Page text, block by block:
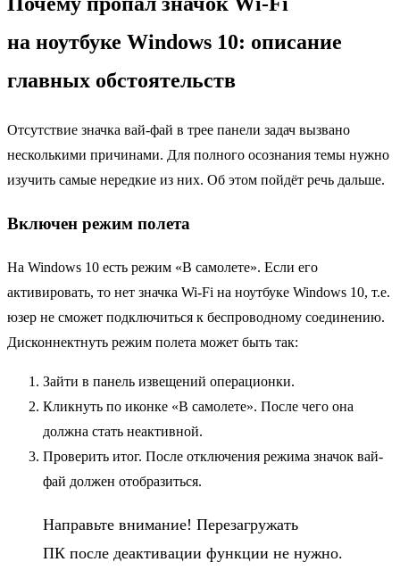
на ноутбуке Windows 10: описание
главных обстоятельств
Отсутствие значка вай-фай в трее панели задач вызвано
несколькими причинами. Для полного осознания темы нужно
изучить самые нередкие из них. Об этом пойдёт речь дальше.
Включен режим полета
На Windows 10 есть режим «В самолете». Если его
активировать, то нет значка Wi-Fi на ноутбуке Windows 10, т.е.
юзер не сможет подключиться к беспроводному соединению.
Дисконнектнуть режим полета может быть так:
Зайти в панель извещений операционки.
Кликнуть по иконке «В самолете». После чего она
должна стать неактивной.
Проверить итог. После отключения режима значок вай-
фай должен отобразиться.
Направьте внимание! Перезагружать
ПК после деактивации функции не нужно.